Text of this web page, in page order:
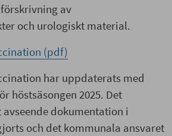
av
och urologiskt material.
(pdf)
har uppdaterats med
höstsäsongen 2025. Det
dokumentation i
och det kommunala ansvaret